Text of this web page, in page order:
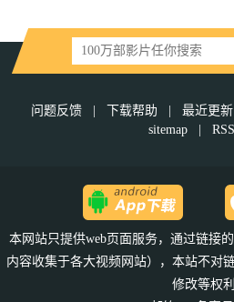
问题反馈 下载帮助 最近更新
sitemap
本网站只提供web页面服务，通过链接
内容收集于各大视频网站），本站不对
修改等权利